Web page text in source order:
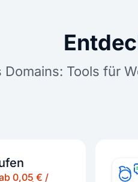
Domains: Tools für
0,05 € /